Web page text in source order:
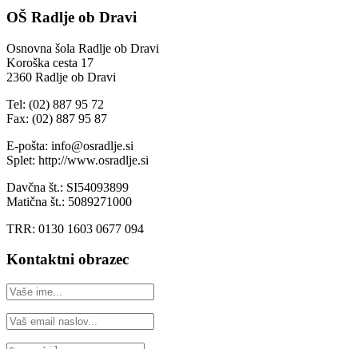
OŠ Radlje ob Dravi
Osnovna šola Radlje ob Dravi
Koroška cesta 17
2360 Radlje ob Dravi
Tel: (02) 887 95 72
Fax: (02) 887 95 87
E-pošta: info@osradlje.si
Splet: http://www.osradlje.si
Davčna št.: SI54093899
Matična št.: 5089271000
TRR: 0130 1603 0677 094
Kontaktni obrazec